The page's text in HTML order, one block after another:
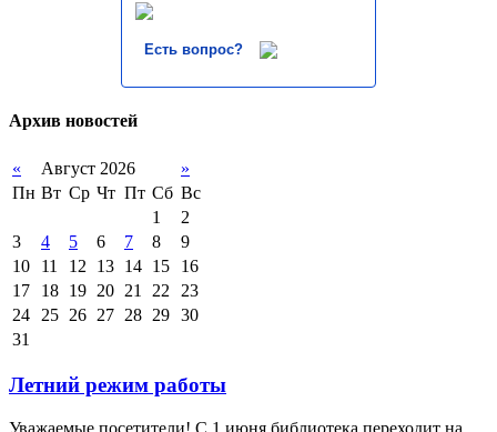
Есть вопрос?
Архив новостей
« Август 2026
»
Пн Вт Ср Чт Пт Сб Вс
1
2
3
4 5 6 7 8
9
10
11 12 13 14 15
16
17
18 19 20 21 22
23
24
25 26 27 28 29 30
31
Летний режим работы
Уважаемые посетители! С 1 июня библиотека переходит на